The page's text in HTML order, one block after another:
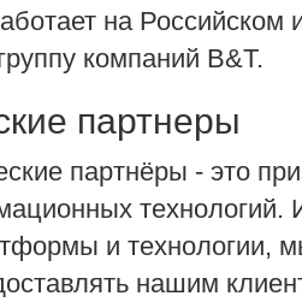
на Российском
компаний B&T.
партнеры
партнёры - это
технологий.
и технологии,
нашим